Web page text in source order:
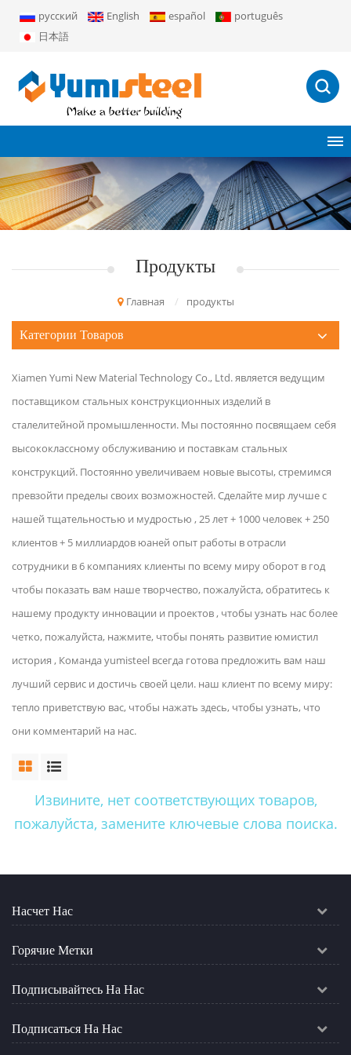
русский English español
português
日本語
Продукты
Главная / продукты
Категории Товаров
Xiamen Yumi New Material Technology Co., Ltd. является ведущим
поставщиком стальных конструкционных изделий в
сталелитейной промышленности. Мы постоянно посвящаем себя
высококлассному обслуживанию и поставкам стальных
конструкций. Постоянно увеличиваем новые высоты, стремимся
превзойти пределы своих возможностей. Сделайте мир лучше с
нашей тщательностью и мудростью , 25 лет + 1000 человек + 250
клиентов + 5 миллиардов юаней опыт работы в отрасли
сотрудники в 6 компаниях клиенты по всему миру оборот в год
чтобы показать вам наше творчество, пожалуйста, обратитесь к
нашему продукту инновации и проектов , чтобы узнать нас более
четко, пожалуйста, нажмите, чтобы понять развитие юмистил
история , Команда yumisteel всегда готова предложить вам наш
лучший сервис и достичь своей цели. наш клиент по всему миру:
тепло приветствую вас, чтобы нажать здесь, чтобы узнать, что
они комментарий на нас.
Извините, нет соответствующих товаров,
пожалуйста, замените ключевые слова поиска.
Насчет Нас
Горячие Метки
Подписывайтесь На Нас
Подписаться На Нас